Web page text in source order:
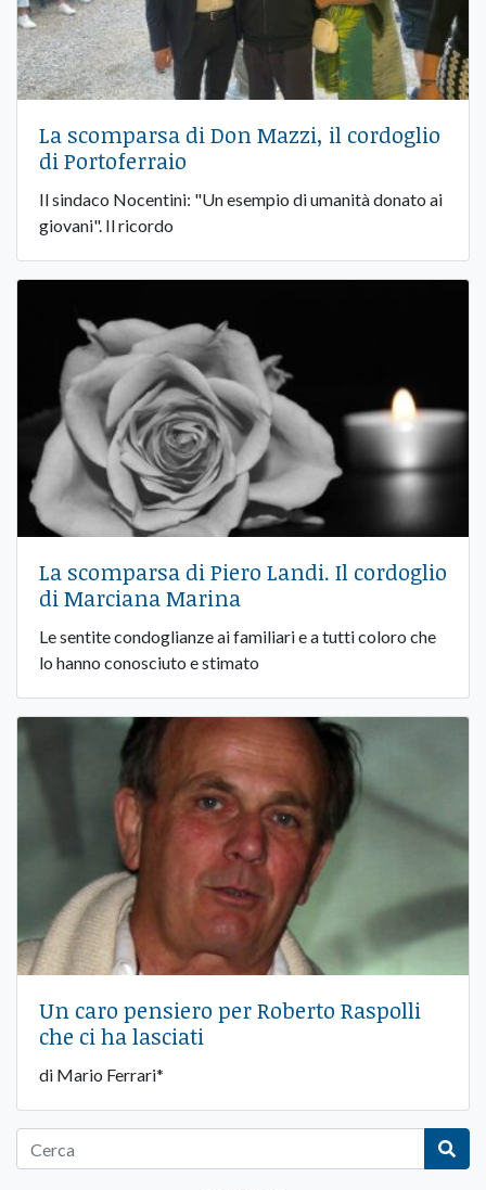
La scomparsa di Don Mazzi, il cordoglio
di Portoferraio
Il sindaco Nocentini: "Un esempio di umanità donato ai
giovani". Il ricordo
La scomparsa di Piero Landi. Il cordoglio
di Marciana Marina
Le sentite condoglianze ai familiari e a tutti coloro che
lo hanno conosciuto e stimato
Un caro pensiero per Roberto Raspolli
che ci ha lasciati
di Mario Ferrari*